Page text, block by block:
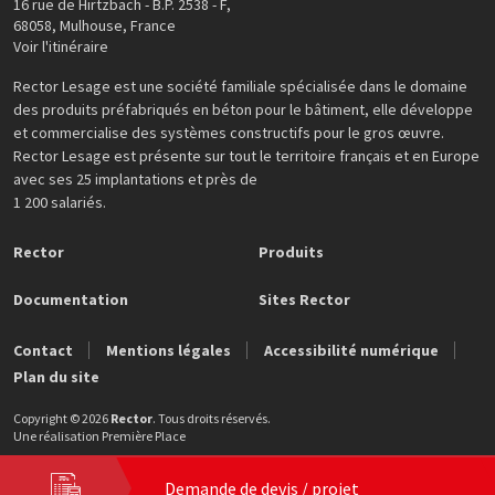
Demande de devis / projet
16 rue de Hirtzbach - B.P. 2538 - F,
68058, Mulhouse, France
Voir l'itinéraire
Rector Lesage est une société familiale spécialisée dans le domaine
des produits préfabriqués en béton pour le bâtiment, elle développe
et commercialise des systèmes constructifs pour le gros œuvre.
Rector Lesage est présente sur tout le territoire français et en Europe
avec ses 25 implantations et près de
1 200 salariés.
Rector Produits
Documentation Sites Rector
Contact Mentions légales
Accessibilité numérique
Plan du site
Copyright © 2026 Rector. Tous droits réservés.
Une réalisation Première Place